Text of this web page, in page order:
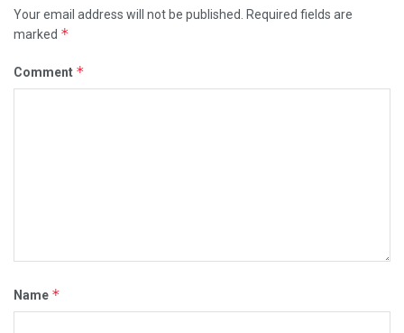
Your email address will not be published.
Required fields are
marked *
Comment *
Name *